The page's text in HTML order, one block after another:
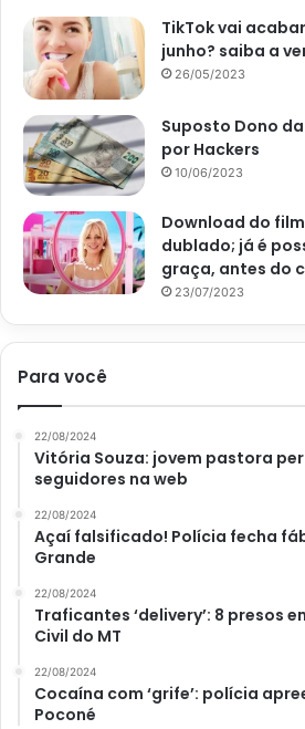
TikTok vai
junho? saiba a
26/05/2023
Suposto Dono
por Hackers
10/06/2023
Download do
dublado; já é
graça, antes do
23/07/2023
Para você
22/08/2024
Vitória Souza: jovem pastora
seguidores na web
22/08/2024
Açaí falsificado! Polícia fecha
Grande
22/08/2024
Traficantes ‘delivery’: 8 presos
Civil do MT
22/08/2024
Cocaína com ‘grife’: polícia
Poconé